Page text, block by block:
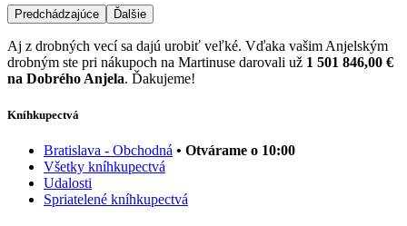
Predchádzajúce Ďalšie
Aj z drobných vecí sa dajú urobiť veľké. Vďaka vašim Anjelským
drobným ste pri nákupoch na Martinuse darovali už 1 501 846,00 €
na Dobrého Anjela. Ďakujeme!
Kníhkupectvá
Bratislava - Obchodná • Otvárame o 10:00
Všetky kníhkupectvá
Udalosti
Spriatelené kníhkupectvá